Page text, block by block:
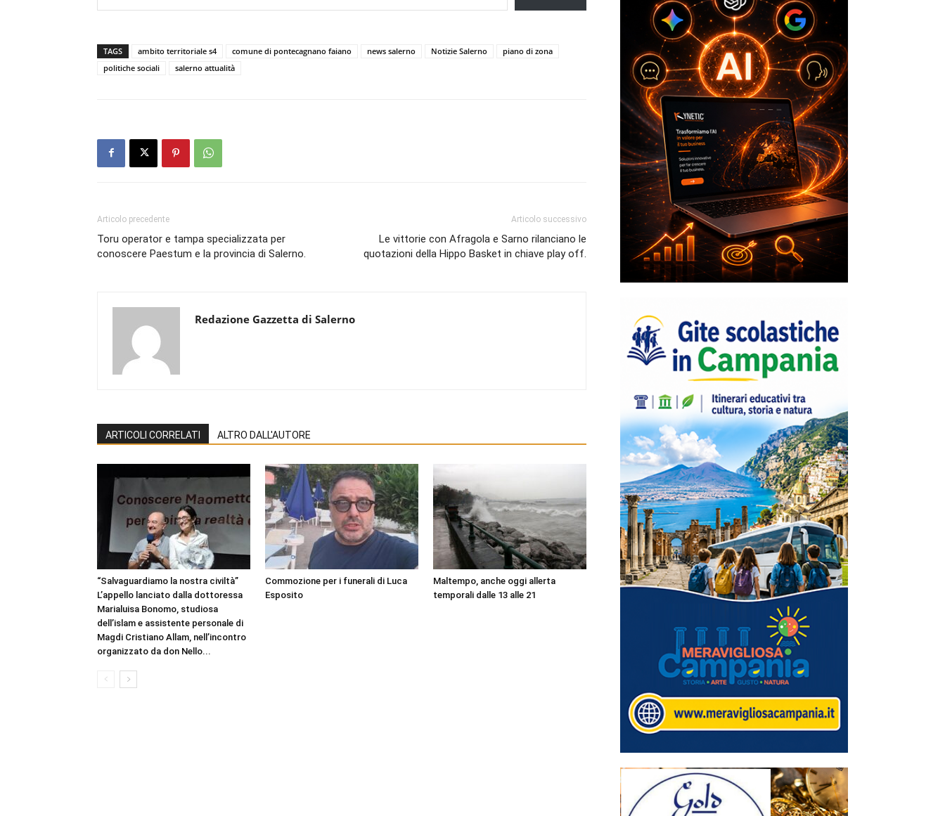
TAGS ambito territoriale s4 comune di pontecagnano faiano news salerno Notizie Salerno
piano di zona
politiche sociali
salerno attualità
Articolo precedente
Toru operator e tampa specializzata per
conoscere Paestum e la provincia di Salerno.
Articolo successivo
Le vittorie con Afragola e Sarno rilanciano le
quotazioni della Hippo Basket in chiave play off.
Redazione Gazzetta di Salerno
ARTICOLI CORRELATI ALTRO DALL'AUTORE
“Salvaguardiamo la nostra civiltà”
L’appello lanciato dalla dottoressa
Marialuisa Bonomo, studiosa
dell’islam e assistente personale di
Magdi Cristiano Allam, nell’incontro
organizzato da don Nello...
Commozione per i funerali di Luca
Esposito
Maltempo, anche oggi allerta
temporali dalle 13 alle 21